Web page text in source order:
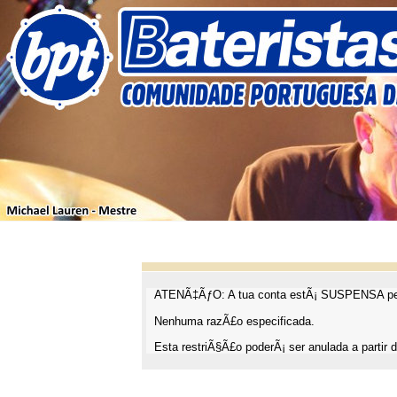
ATENÃ‡ÃƒO: A tua conta estÃ¡ SUSPENSA
Nenhuma razÃ£o especificada.
Esta restriÃ§Ã£o poderÃ¡ ser anulada a partir